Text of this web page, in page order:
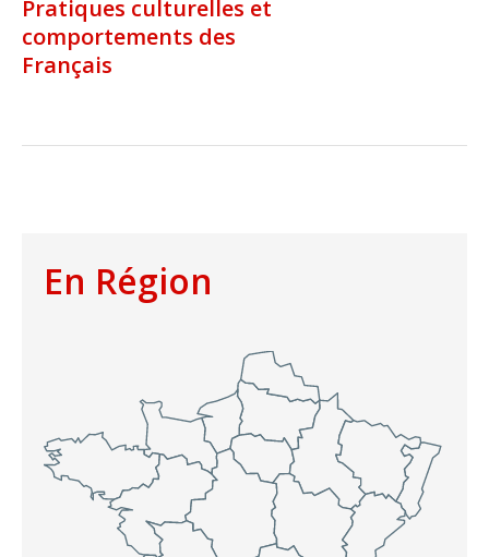
Pratiques culturelles et
comportements des
Français
En Région